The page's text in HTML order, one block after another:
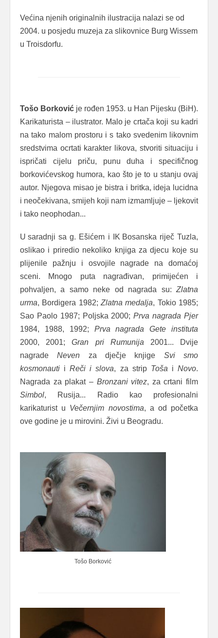
Većina njenih originalnih ilustracija nalazi se od
2004. u posjedu muzeja za slikovnice Burg Wissem
u Troisdorfu.
Tošo Borković je rođen 1953. u Han Pijesku (BiH).
Karikaturista – ilustrator. Malo je crtača koji su kadri
na tako malom prostoru i s tako svedenim likovnim
sredstvima ocrtati karakter likova, stvoriti situaciju i
ispričati cijelu priču, punu duha i specifičnog
borkovićevskog humora, kao što je to u stanju ovaj
autor. Njegova misao je bistra i britka, ideja lucidna
i neočekivana, smijeh koji nam izmamljuje – ljekovit
i tako neophodan...
U saradnji sa g. Ešićem i IK Bosanska riječ Tuzla,
oslikao i priredio nekoliko knjiga za djecu koje su
plijenile pažnju i osvojile nagrade na domaćoj
sceni. Mnogo puta nagrađivan, primijećen i
pohvaljen, a samo neke od nagrada su: Zlatna
urma, Bordigera 1982; Zlatna medalja, Tokio 1985;
Sao Paolo 1987; Poljska 2000;Prva nagrada Pjer
1984, 1988, 1992; Prva nagrada Gete instituta
2000, 2001;Gran pri Rumunija 2001... Dvije
nagradeNeven za dječje knjige Svi smo
kosmonauti i Reči i slova, za strip Toša iNovo.
Nagrada za plakat – Bronzani vitez, za crtani film
Simbol, Rusija... Radio kao profesionalni
karikaturist u Večernjim novostima, a od početka
ove godine je u mirovini. Živi u Beogradu.
Tošo Borković